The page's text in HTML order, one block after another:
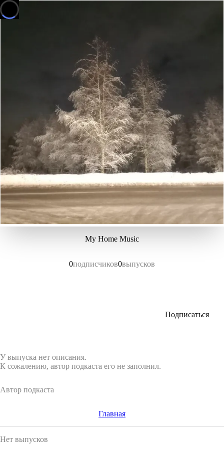
My Home Music
0подписчиков0выпусков
Подписаться
У выпуска нет описания.
К сожалению, автор подкаста его не заполнил.
Автор подкаста
Главная
Нет выпусков